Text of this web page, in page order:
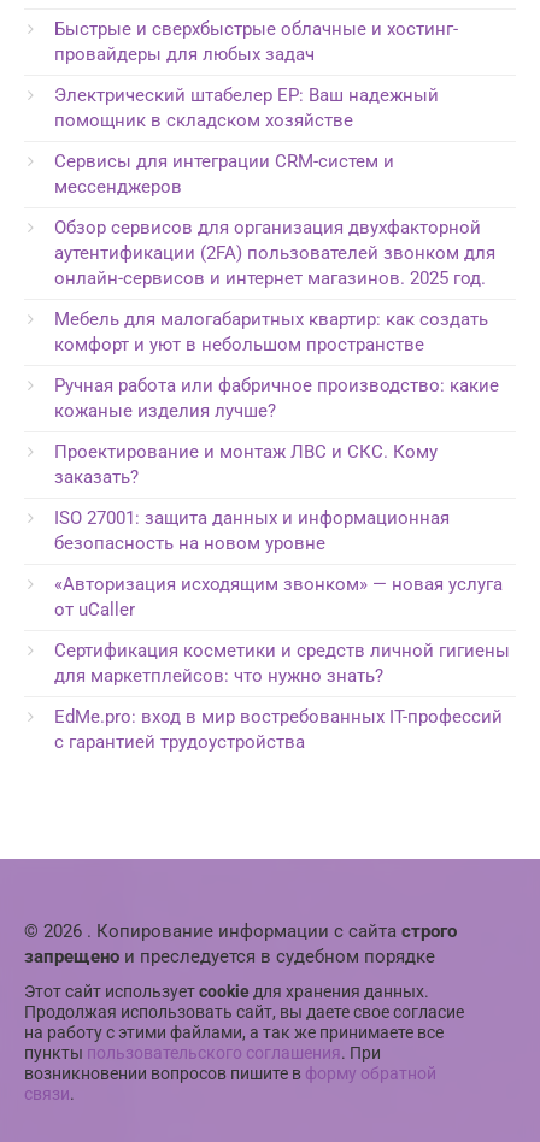
Быстрые и сверхбыстрые облачные и хостинг-
провайдеры для любых задач
Электрический штабелер EP: Ваш надежный
помощник в складском хозяйстве
Сервисы для интеграции CRM-систем и
мессенджеров
Обзор сервисов для организация двухфакторной
аутентификации (2FA) пользователей звонком для
онлайн-сервисов и интернет магазинов. 2025 год.
Мебель для малогабаритных квартир: как создать
комфорт и уют в небольшом пространстве
Ручная работа или фабричное производство: какие
кожаные изделия лучше?
Проектирование и монтаж ЛВС и СКС. Кому
заказать?
ISO 27001: защита данных и информационная
безопасность на новом уровне
«Авторизация исходящим звонком» — новая услуга
от uCaller
Сертификация косметики и средств личной гигиены
для маркетплейсов: что нужно знать?
EdMe.pro: вход в мир востребованных IT-профессий
с гарантией трудоустройства
© 2026 . Копирование информации с сайта строго
запрещено и преследуется в судебном порядке
Этот сайт используетcookie для хранения данных.
Продолжая использовать сайт, вы даете свое согласие
на работу с этими файлами, а так же принимаете все
пункты пользовательского соглашения. При
возникновении вопросов пишите в форму обратной
связи.